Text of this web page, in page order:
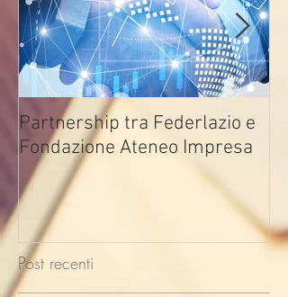
Partnership tra Federlazio e
Fondazione Ateneo Impresa
Post recenti